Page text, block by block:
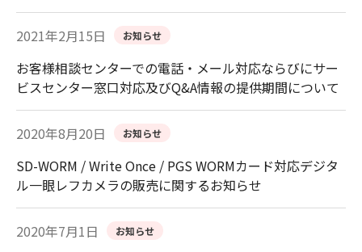
2021年2月15日 お知らせ
お客様相談センターでの電話・メール対応ならびにサー
ビスセンター窓口対応及びQ&A情報の提供期間について
2020年8月20日 お知らせ
SD-WORM / Write Once / PGS WORMカード対応デジタ
ル一眼レフカメラの販売に関するお知らせ
2020年7月1日 お知らせ